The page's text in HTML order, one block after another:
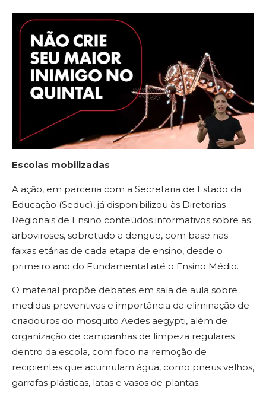
Escolas mobilizadas
A ação, em parceria com a Secretaria de Estado da
Educação (Seduc), já disponibilizou às Diretorias
Regionais de Ensino conteúdos informativos sobre as
arboviroses, sobretudo a dengue, com base nas
faixas etárias de cada etapa de ensino, desde o
primeiro ano do Fundamental até o Ensino Médio.
O material propõe debates em sala de aula sobre
medidas preventivas e importância da eliminação de
criadouros do mosquito Aedes aegypti, além de
organização de campanhas de limpeza regulares
dentro da escola, com foco na remoção de
recipientes que acumulam água, como pneus velhos,
garrafas plásticas, latas e vasos de plantas.